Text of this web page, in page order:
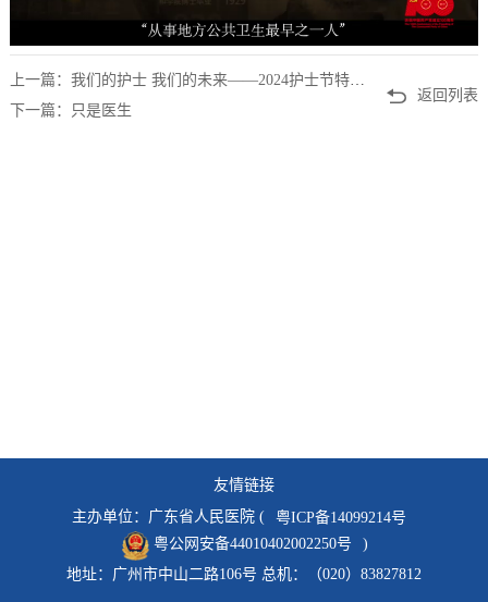
返回列表
上一篇：我们的护士 我们的未来——2024护士节特别策划
下一篇：只是医生
友情链接
主办单位：广东省人民医院 (
粤ICP备14099214号
粤公网安备44010402002250号
)
地址：广州市中山二路106号 总机：（020）83827812